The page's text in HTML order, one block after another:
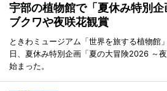
宇部の植物館で「夏休み特別
ブクワや夜咲花観賞
ときわミュージアム「世界を旅する植物館
日、夏休み特別企画「夏の大冒険2026 ～
始まった。